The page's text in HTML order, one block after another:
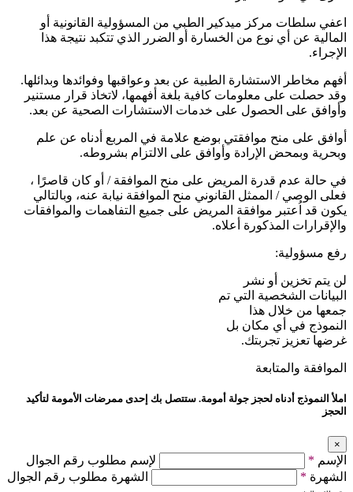
اعفي سلطات مركز ميدكير الطبي من المسؤولية القانونية أو
المالية عن أي نوع من الخسارة أو الضرر الذي تتكبد نتيجة هذا
الإجراء.
أفهم مخاطر الاستشارة الطبية عن بعد وعواقبها وفوائدها وبدائلها.
وقد حصلت على معلومات كافية بلغة أفهمها، لاتخاذ قرار مستنير
وأوافق على الحصول على خدمات الاستشارات الصحية عن بعد.
أوافق على منح موافقتي بوضع علامة في المربع أدناه عن علم
وبحرية وبمحض الإرادة وأوافق على الالتزام بشروطه.
في حالة عدم قدرة المريض على منح الموافقة / أو كان قاصرًا ،
فعلى الوصي / الممثل القانوني منح الموافقة نيابة عنه، وبالتالي
يكون قد اُعتبر موافقة المريض على جميع التفاهمات والموافقات
والإقرارات المذكورة أعلاه.
رفع مسؤولية:
لن يتم تخزين أو نشر
البيانات الشخصية التي تم
جمعها من خلال هذا
النموذج في أي مكان بل
غرضها تعزيز تجربتك.
الموافقة والمتابعة
املأ النموذج أدناه لحجز جولة أمومة. ستتصل بك إحدى ممرضات الأمومة لتأكيد
الحجز
×
الإسم *
لإسم مطلوب رقم الجوال
الشهرة * الشهرة مطلوب رقم الجوال